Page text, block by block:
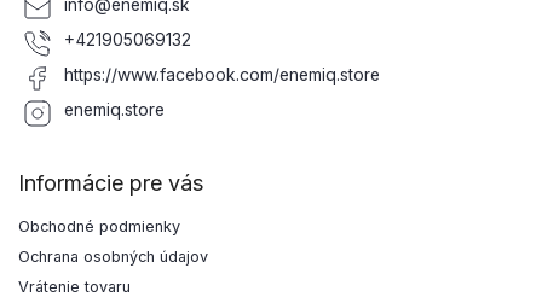
info@enemiq.sk
+421905069132
https://www.facebook.com/enemiq.store
enemiq.store
Informácie pre vás
Obchodné podmienky
Ochrana osobných údajov
Vrátenie tovaru